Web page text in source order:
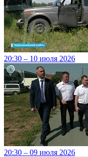
20:30 – 10 июля 2026
20:30 – 09 июля 2026